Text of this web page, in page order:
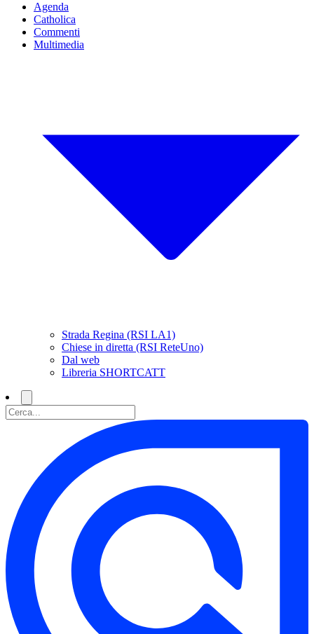
Agenda
Catholica
Commenti
Multimedia
Strada Regina (RSI LA1)
Chiese in diretta (RSI ReteUno)
Dal web
Libreria SHORTCATT